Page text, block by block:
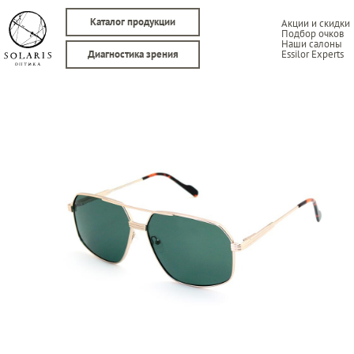
Каталог продукции Акции и скидки
Подбор очков
Наши салоны
Essilor Experts
Диагностика зрения